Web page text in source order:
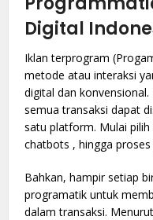
Digital
Iklan terprogram
metode atau interaksi
digital dan
semua transaksi dapat
satu platform. Mulai
chatbots , hingga
Bahkan, hampir setiap
programatik untuk
dalam transaksi.